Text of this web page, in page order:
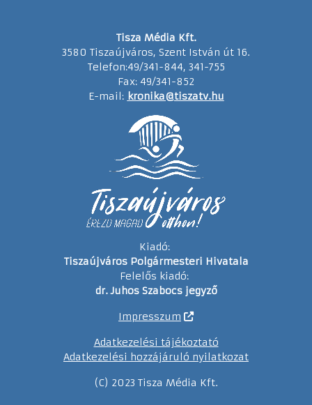
Tisza Média Kft.
3580 Tiszaújváros, Szent István út 16.
Telefon:49/341-844, 341-755
Fax: 49/341-852
E-mail: kronika@tiszatv.hu
Kiadó:
Tiszaújváros Polgármesteri Hivatala
Felelős kiadó:
dr. Juhos Szabocs jegyző
Impresszum
Adatkezelési tájékoztató
Adatkezelési hozzájáruló nyilatkozat
(C) 2023 Tisza Média Kft.